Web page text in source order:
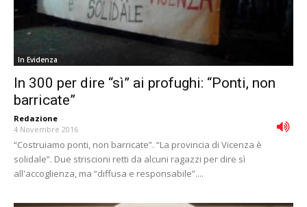
In Evidenza
In 300 per dire “sì” ai profughi: “Ponti, non
barricate”
Redazione -
4 Novembre 2016
“Costruiamo ponti, non barricate”. “La provincia di Vicenza è
solidale”. Due striscioni retti da alcuni ragazzi per dire sì
all'accoglienza, ma “diffusa e responsabile”....